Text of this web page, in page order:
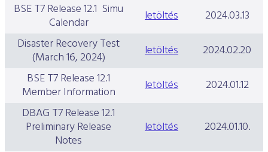
BSE T7 Release 12.1 Simu
Calendar letöltés
2024.03.13
Disaster Recovery Test
(March 16, 2024) letöltés
2024.02.20
BSE T7 Release 12.1
Member Information letöltés
2024.01.12
DBAG T7 Release 12.1
Preliminary Release
Notes
letöltés 2024.01.10.